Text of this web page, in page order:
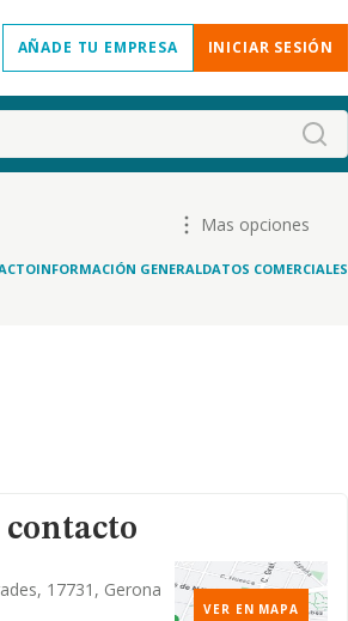
AÑADE TU EMPRESA INICIAR SESIÓN
Mas opciones
INFORMACIÓN GENERALDATOS COMERCIALES
17731, Gerona
VER EN MAPA